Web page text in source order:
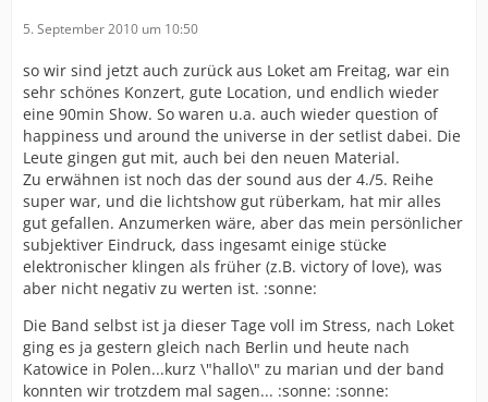
5. September 2010 um 10:50
so wir sind jetzt auch zurück aus Loket am Freitag, war ein
sehr schönes Konzert, gute Location, und endlich wieder
eine 90min Show. So waren u.a. auch wieder question of
happiness und around the universe in der setlist dabei. Die
Leute gingen gut mit, auch bei den neuen Material.
Zu erwähnen ist noch das der sound aus der 4./5. Reihe
super war, und die lichtshow gut rüberkam, hat mir alles
gut gefallen. Anzumerken wäre, aber das mein persönlicher
subjektiver Eindruck, dass ingesamt einige stücke
elektronischer klingen als früher (z.B. victory of love), was
aber nicht negativ zu werten ist. :sonne:
Die Band selbst ist ja dieser Tage voll im Stress, nach Loket
ging es ja gestern gleich nach Berlin und heute nach
Katowice in Polen...kurz \"hallo\" zu marian und der band
konnten wir trotzdem mal sagen... :sonne: :sonne: